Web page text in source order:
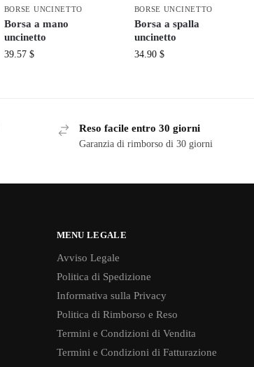
BORSE UNCINETTO
Borsa a mano
uncinetto
39.57 $
BORSE UNCINETTO
Borsa a spalla
uncinetto
34.90 $
Reso facile entro 30 giorni
Garanzia di rimborso di 30 giorni
MENU LEGALE
Avviso Legale
Politica di Spedizione
Informativa sulla Privacy
Politica di Rimborso e Reso
Termini e Condizioni di Vendita
Termini e Condizioni di Fatturazione